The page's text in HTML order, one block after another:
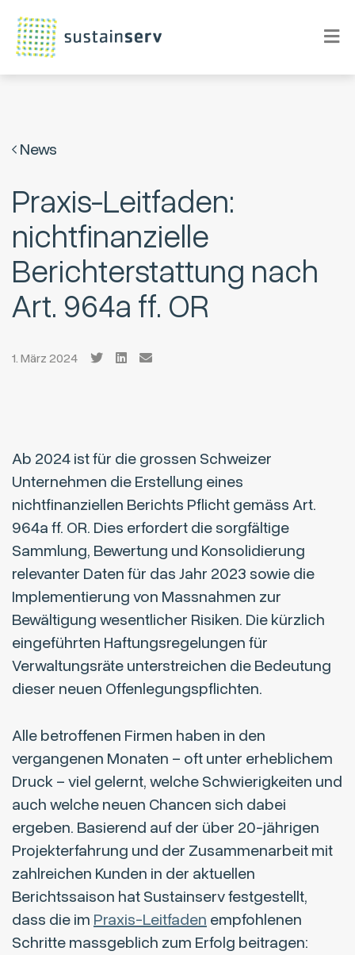
News
Praxis-Leitfaden:
nichtfinanzielle
Berichterstattung nach
Art. 964a ff. OR
1. März 2024
Ab 2024 ist für die grossen Schweizer
Unternehmen die Erstellung eines
nichtfinanziellen Berichts Pflicht gemäss Art.
964a ff. OR. Dies erfordert die sorgfältige
Sammlung, Bewertung und Konsolidierung
relevanter Daten für das Jahr 2023 sowie die
Implementierung von Massnahmen zur
Bewältigung wesentlicher Risiken. Die kürzlich
eingeführten Haftungsregelungen für
Verwaltungsräte unterstreichen die Bedeutung
dieser neuen Offenlegungspflichten.
Alle betroffenen Firmen haben in den
vergangenen Monaten – oft unter erheblichem
Druck – viel gelernt, welche Schwierigkeiten und
auch welche neuen Chancen sich dabei
ergeben. Basierend auf der über 20-jährigen
Projekterfahrung und der Zusammenarbeit mit
zahlreichen Kunden in der aktuellen
Berichtssaison hat Sustainserv festgestellt,
dass die im Praxis-Leitfaden empfohlenen
Schritte massgeblich zum Erfolg beitragen: